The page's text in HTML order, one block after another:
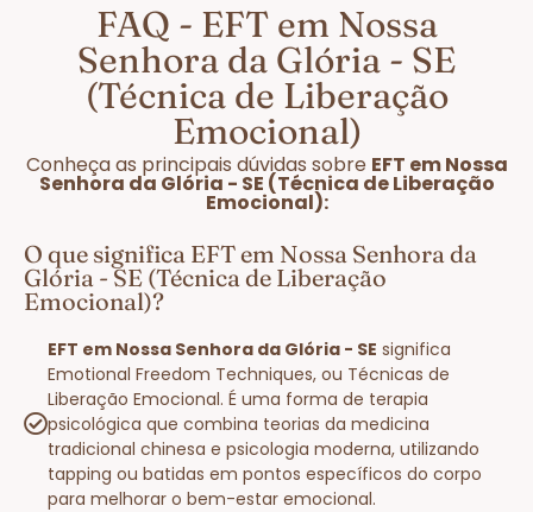
FAQ - EFT em Nossa
Senhora da Glória - SE
(Técnica de Liberação
Emocional)
Conheça as principais dúvidas sobre EFT em Nossa
Senhora da Glória - SE (Técnica de Liberação
Emocional):
O que significa EFT em Nossa Senhora da
Glória - SE (Técnica de Liberação
Emocional)?
EFT em Nossa Senhora da Glória - SE significa
Emotional Freedom Techniques, ou Técnicas de
Liberação Emocional. É uma forma de terapia
psicológica que combina teorias da medicina
tradicional chinesa e psicologia moderna, utilizando
tapping ou batidas em pontos específicos do corpo
para melhorar o bem-estar emocional.